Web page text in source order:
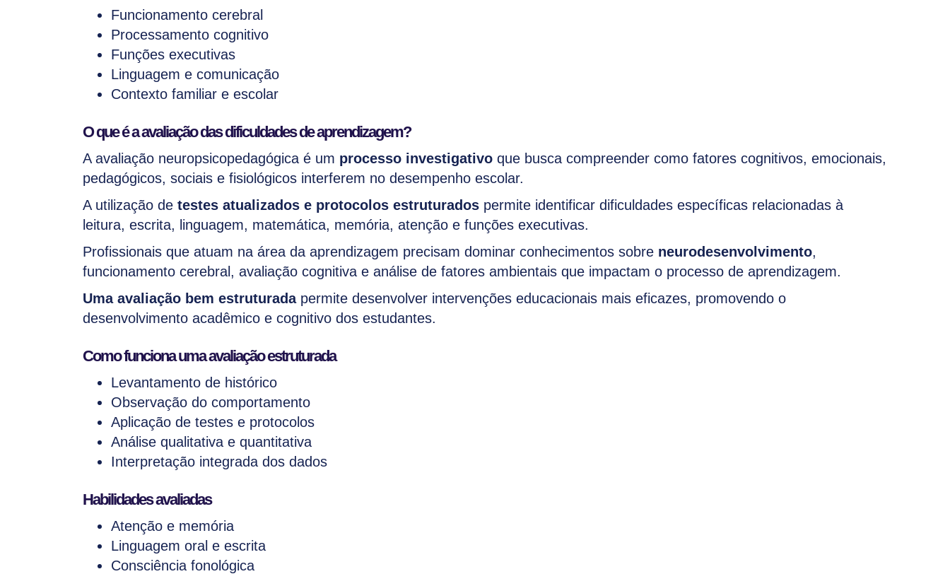
Funcionamento cerebral
Processamento cognitivo
Funções executivas
Linguagem e comunicação
Contexto familiar e escolar
O que é a avaliação das dificuldades de aprendizagem?
A avaliação neuropsicopedagógica é um processo investigativo que busca compreender como fatores cognitivos, emocionais,
pedagógicos, sociais e fisiológicos interferem no desempenho escolar.
A utilização de testes atualizados e protocolos estruturados permite identificar dificuldades específicas relacionadas à
leitura, escrita, linguagem, matemática, memória, atenção e funções executivas.
Profissionais que atuam na área da aprendizagem precisam dominar conhecimentos sobre neurodesenvolvimento,
funcionamento cerebral, avaliação cognitiva e análise de fatores ambientais que impactam o processo de aprendizagem.
Uma avaliação bem estruturadapermite desenvolver intervenções educacionais mais eficazes, promovendo o
desenvolvimento acadêmico e cognitivo dos estudantes.
Como funciona uma avaliação estruturada
Levantamento de histórico
Observação do comportamento
Aplicação de testes e protocolos
Análise qualitativa e quantitativa
Interpretação integrada dos dados
Habilidades avaliadas
Atenção e memória
Linguagem oral e escrita
Consciência fonológica